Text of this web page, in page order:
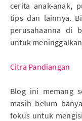
cerita anak-anak,
tips dan lainnya.
perusahaanna di
untuk
Citra Pandiangan
Blog ini memang
masih belum
fokus untuk